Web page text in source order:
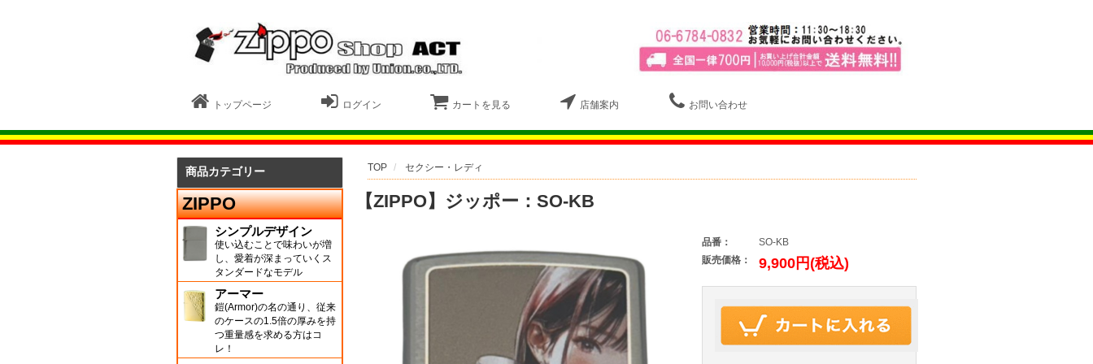
トップページ ログイン カートを見る 店舗案内 お問い合わせ
TOP セクシー・レディ
【ZIPPO】ジッポー：SO-KB
品番：
SO-KB
販売価格：
9,900円(税込)
商品カテゴリー
ZIPPO
シンプルデザイン
使い込むことで味わいが増
し、愛着が深まっていくス
タンダードなモデル
アーマー
鎧(Armor)の名の通り、従来
のケースの1.5倍の厚みを持
つ重量感を求める方はコ
レ！